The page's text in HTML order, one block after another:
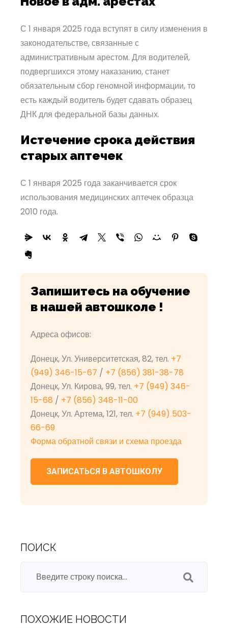
С 1 января 2025 года вступят в силу изменения в
законодательстве, связанные с
административным арестом. Для водителей,
подвергшихся этому наказанию, станет
обязательным сбор геномной информации, то
есть каждый водитель будет сдавать образец
ДНК для федеральной базы данных.
Истечение срока действия
старых аптечек
С 1 января 2025 года заканчивается срок
использования медицинских аптечек образца
2010 года.
Запишитесь на обучение
в нашей автошколе !
Адреса офисов:
Донецк, Ул. Университетская, 82, тел. +7
(949) 346-15-67 / +7 (856) 381-38-78
Донецк, Ул. Кирова, 99, тел. +7 (949) 346-
15-68 / +7 (856) 348-11-00
Донецк, Ул. Артема, 121, тел. +7 (949) 503-
66-69
Форма обратной связи и схема проезда
ЗАПИСАТЬСЯ В АВТОШКОЛУ
ПОИСК
ПОХОЖИЕ НОВОСТИ